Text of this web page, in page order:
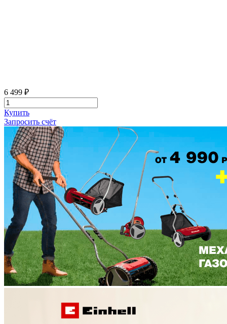
6 499 ₽
Купить
Запросить счёт